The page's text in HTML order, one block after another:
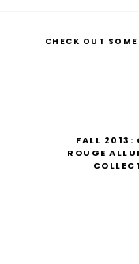
CHECK OUT
FALL 2013:
ROUGE